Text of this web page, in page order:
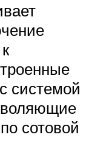
системой
сотовой